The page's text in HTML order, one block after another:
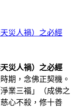
災人禍）之必經
災人禍）之必經
期，念佛正契機。
業三福」（成佛之
心不殺，修十善